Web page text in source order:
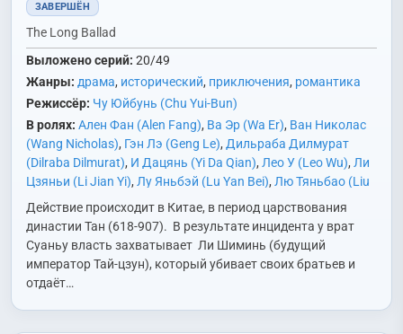
ЗАВЕРШЁН
The Long Ballad
Выложено серий: 20/49
Жанры: драма, исторический, приключения, романтика
Режиссёр: Чу Юйбунь (Chu Yui-Bun)
В ролях: Ален Фан (Alen Fang), Ва Эр (Wa Er), Ван Николас
(Wang Nicholas), Гэн Лэ (Geng Le), Дильраба Дилмурат
(Dilraba Dilmurat), И Дацянь (Yi Da Qian), Лео У (Leo Wu), Ли
Цзяньи (Li Jian Yi), Лу Яньбэй (Lu Yan Bei), Лю Тяньбао (Liu
Tian Bao)
Лю Цзиньлун (Liu Jin Long)
Лю Юйнин (Liu Yu Ning)
Сюй Жунчжэнь (Xu Rong
Zhen)
Тан Цзяньчан (Tan Jian Chang)
Тянь Юйпэн (Tian Yu
Peng)
, У Чунсюань (Wu Chong Xuan) Цзинь Сун (Jin Song)
Цзян Сяолинь (Jiang Xiao Lin)
Чжао Лусы (Zhao Lu Si)
Минна (Yang Ming Na)
Действие происходит в Китае, в период царствования
династии Тан (618-907). В результате инцидента у врат
Суаньу власть захватывает Ли Шиминь (будущий
император Тай-цзун), который убивает своих братьев и
отдаёт…